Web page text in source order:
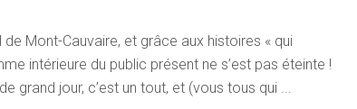
Mont-Cauvaire, et grâce aux histoires « qui
intérieure du public présent ne s’est pas éteinte !
grand jour, c’est un tout, et (vous tous qui ...